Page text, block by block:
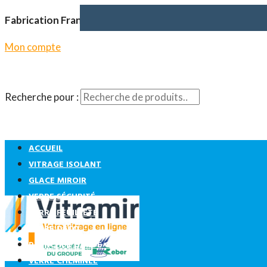
Fabrication Française
Mon compte
Recherche pour :
ACCUEIL
VITRAGE ISOLANT
GLACE MIROIR
VERRE SÉCURITÉ
VERRE FEUILLETÉ
VERRE DÉCO
PLANCHER GARDE CORPS
VERRE CHEMINÉE